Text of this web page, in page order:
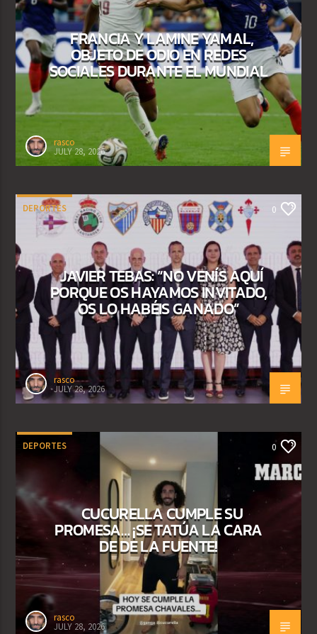
FRANCIA Y LAMINE YAMAL,
OBJETO DE ODIO EN REDES
SOCIALES DURANTE EL MUNDIAL
rasco
JULY 28, 2026
DEPORTES 0
JAVIER TEBAS: “NO VENÍS AQUÍ
PORQUE OS HAYAMOS INVITADO,
OS LO HABÉIS GANADO”
rasco
JULY 28, 2026
DEPORTES 0
CUCURELLA CUMPLE SU
PROMESA… ¡SE TATÚA LA CARA
DE DE LA FUENTE!
rasco
JULY 28, 2026